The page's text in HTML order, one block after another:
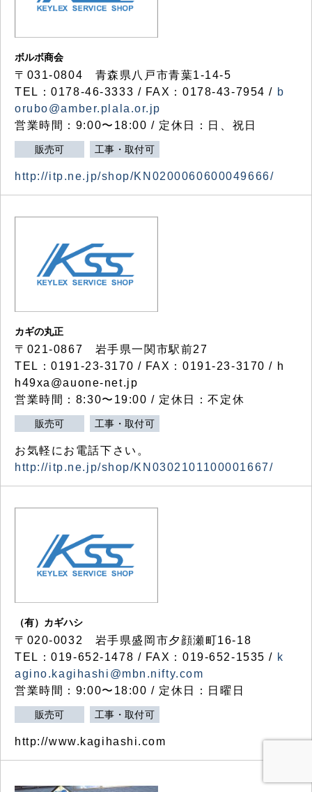
ボルボ商会
〒031-0804 青森県八戸市青葉1-14-5
TEL：0178-46-3333 / FAX：0178-43-7954 / b
orubo@amber.plala.or.jp
営業時間：9:00〜18:00 / 定休日：日、祝日
販売可 工事・取付可
http://itp.ne.jp/shop/KN0200060600049666/
カギの丸正
〒021-0867 岩手県一関市駅前27
TEL：0191-23-3170 / FAX：0191-23-3170 / h
h49xa@auone-net.jp
営業時間：8:30〜19:00 / 定休日：不定休
販売可 工事・取付可
お気軽にお電話下さい。
http://itp.ne.jp/shop/KN0302101100001667/
（有）カギハシ
〒020-0032 岩手県盛岡市夕顔瀬町16-18
TEL：019-652-1478 / FAX：019-652-1535 / k
agino.kagihashi@mbn.nifty.com
営業時間：9:00〜18:00 / 定休日：日曜日
販売可 工事・取付可
http://www.kagihashi.com